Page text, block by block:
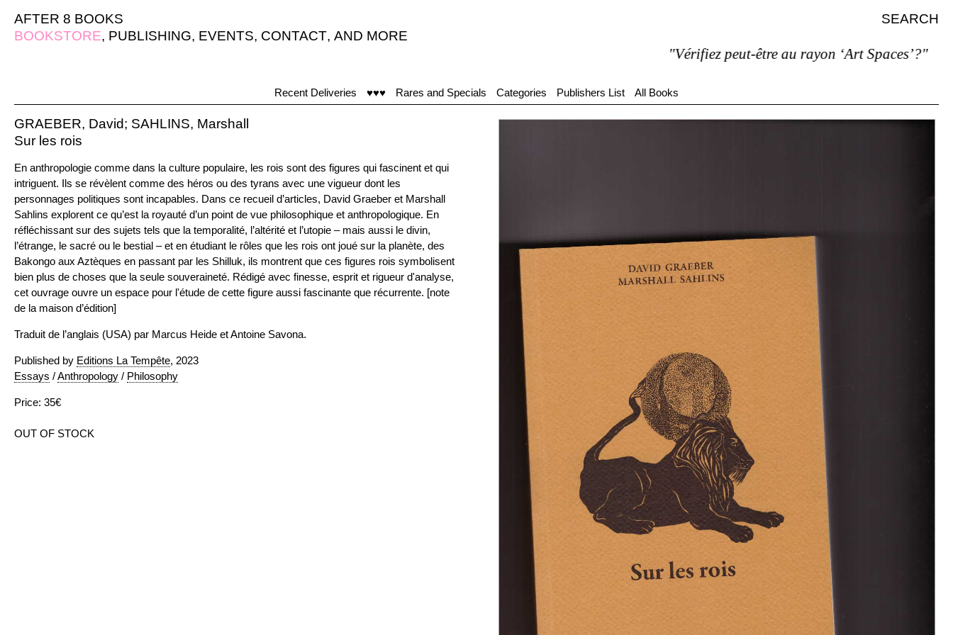
AFTER 8 BOOKS
SEARCH
BOOKSTORE, PUBLISHING, EVENTS, CONTACT, AND MORE
"Vérifiez peut-être au rayon ‘Art Spaces’?"
Recent Deliveries ♥♥♥ Rares and Specials Categories Publishers List All Books
GRAEBER, David; SAHLINS, Marshall
Sur les rois
En anthropologie comme dans la culture populaire, les rois sont des figures qui fascinent et qui
intriguent. Ils se révèlent comme des héros ou des tyrans avec une vigueur dont les
personnages politiques sont incapables. Dans ce recueil d’articles, David Graeber et Marshall
Sahlins explorent ce qu’est la royauté d’un point de vue philosophique et anthropologique. En
réfléchissant sur des sujets tels que la temporalité, l’altérité et l’utopie – mais aussi le divin,
l’étrange, le sacré ou le bestial – et en étudiant le rôles que les rois ont joué sur la planète, des
Bakongo aux Aztèques en passant par les Shilluk, ils montrent que ces figures rois symbolisent
bien plus de choses que la seule souveraineté. Rédigé avec finesse, esprit et rigueur d'analyse,
cet ouvrage ouvre un espace pour l'étude de cette figure aussi fascinante que récurrente. [note
de la maison d’édition]
Traduit de l’anglais (USA) par Marcus Heide et Antoine Savona.
Published by Editions La Tempête, 2023
Essays /Anthropology / Philosophy
Price: 35€
OUT OF STOCK